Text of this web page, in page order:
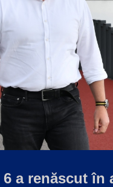
a renăscut în